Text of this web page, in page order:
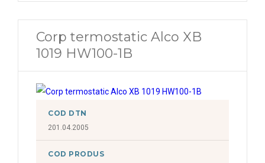
Corp termostatic Alco XB
1019 HW100-1B
COD DTN
201.04.2005
COD PRODUS